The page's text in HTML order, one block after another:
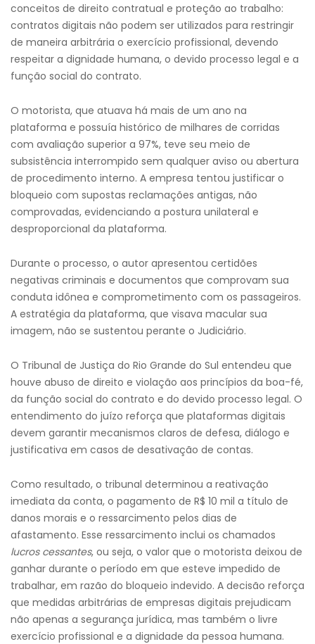
conceitos de direito contratual e proteção ao trabalho:
contratos digitais não podem ser utilizados para restringir
de maneira arbitrária o exercício profissional, devendo
respeitar a dignidade humana, o devido processo legal e a
função social do contrato.
O motorista, que atuava há mais de um ano na
plataforma e possuía histórico de milhares de corridas
com avaliação superior a 97%, teve seu meio de
subsistência interrompido sem qualquer aviso ou abertura
de procedimento interno. A empresa tentou justificar o
bloqueio com supostas reclamações antigas, não
comprovadas, evidenciando a postura unilateral e
desproporcional da plataforma.
Durante o processo, o autor apresentou certidões
negativas criminais e documentos que comprovam sua
conduta idônea e comprometimento com os passageiros.
A estratégia da plataforma, que visava macular sua
imagem, não se sustentou perante o Judiciário.
O Tribunal de Justiça do Rio Grande do Sul entendeu que
houve abuso de direito e violação aos princípios da boa-fé,
da função social do contrato e do devido processo legal. O
entendimento do juízo reforça que plataformas digitais
devem garantir mecanismos claros de defesa, diálogo e
justificativa em casos de desativação de contas.
Como resultado, o tribunal determinou a reativação
imediata da conta, o pagamento de R$ 10 mil a título de
danos morais e o ressarcimento pelos dias de
afastamento. Esse ressarcimento inclui os chamados
lucros cessantes, ou seja, o valor que o motorista deixou de
ganhar durante o período em que esteve impedido de
trabalhar, em razão do bloqueio indevido. A decisão reforça
que medidas arbitrárias de empresas digitais prejudicam
não apenas a segurança jurídica, mas também o livre
exercício profissional e a dignidade da pessoa humana.